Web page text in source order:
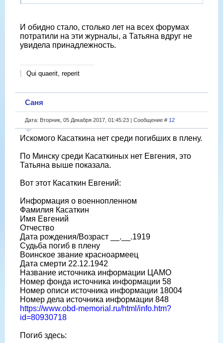
И обидно стало, столько лет на всех форумах
потратили на эти журналы, а Татьяна вдруг не
увидела принадлежность.
Qui quaerit, reperit
Саня
Дата: Вторник, 05 Декабря 2017, 01:45:23 | Сообщение # 12
Искомого Касаткина нет среди погибших в плену.
По Минску среди Касаткиных нет Евгения, это
Татьяна выше показала.
Вот этот Касаткин Евгений:
Информация о военнопленном
Фамилия Касаткин
Имя Евгений
Отчество
Дата рождения/Возраст __.__.1919
Судьба погиб в плену
Воинское звание красноармеец
Дата смерти 22.12.1942
Название источника информации ЦАМО
Номер фонда источника информации 58
Номер описи источника информации 18004
Номер дела источника информации 848
https://www.obd-memorial.ru/html/info.htm?
id=80930718
Погиб здесь: